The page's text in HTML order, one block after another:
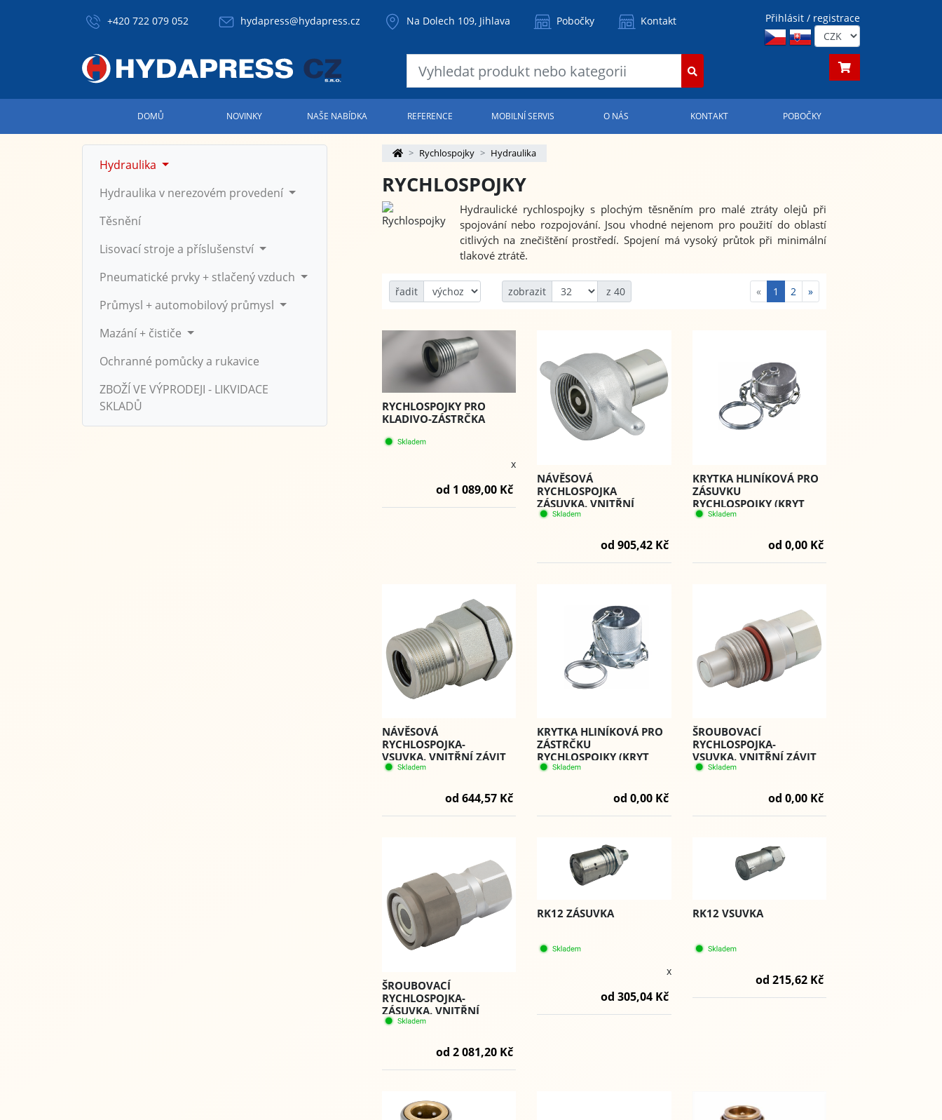
+420 722 079 052 hydapress@hydapress.cz Na Dolech 109, Jihlava Pobočky Kontakt Přihlásit / registrace
DOMŮ NOVINKY NAŠE NABÍDKA REFERENCE MOBILNÍ SERVIS O NÁS KONTAKT POBOČKY
Hydraulika
Hydraulika v nerezovém provedení
Těsnění
Lisovací stroje a příslušenství
Pneumatické prvky + stlačený vzduch
Průmysl + automobilový průmysl
Mazání + čističe
Ochranné pomůcky a rukavice
ZBOŽÍ VE VÝPRODEJI - LIKVIDACE
SKLADŮ
Rychlospojky Hydraulika
RYCHLOSPOJKY
Hydraulické rychlospojky s plochým těsněním pro malé ztráty olejů při
spojování nebo rozpojování. Jsou vhodné nejenom pro použití do oblastí
citlivých na znečištění prostředí. Spojení má vysoký průtok při minimální
tlakové ztrátě.
řadit zobrazit z 40 « 1 2 »
RYCHLOSPOJKY PRO
KLADIVO-ZÁSTRČKA
x
od 1 089,00 Kč
NÁVĚSOVÁ
RYCHLOSPOJKA
ZÁSUVKA. VNITŘNÍ
ZÁVIT BSP (VCR) - PVE1.
od 905,42 Kč
KRYTKA HLINÍKOVÁ PRO
ZÁSUVKU
RYCHLOSPOJKY (KRYT
VJF) SÉRIE (PVS)
od 0,00 Kč
NÁVĚSOVÁ
RYCHLOSPOJKA-
VSUVKA. VNITŘNÍ ZÁVIT
BSP (VCR) - PVE1.
od 644,57 Kč
KRYTKA HLINÍKOVÁ PRO
ZÁSTRČKU
RYCHLOSPOJKY (KRYT
VJM) SÉRIE (PVS)
od 0,00 Kč
ŠROUBOVACÍ
RYCHLOSPOJKA-
VSUVKA. VNITŘNÍ ZÁVIT
BSP (RHF) - PST4.
od 0,00 Kč
ŠROUBOVACÍ
RYCHLOSPOJKA-
ZÁSUVKA. VNITŘNÍ
ZÁVIT BSP (RHL) - PST4.
od 2 081,20 Kč
RK12 ZÁSUVKA
x
od 305,04 Kč
RK12 VSUVKA
od 215,62 Kč